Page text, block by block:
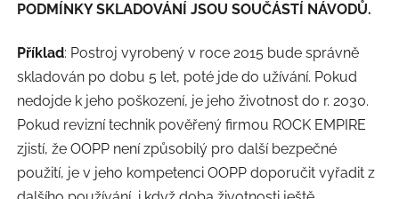
PODMÍNKY SKLADOVÁNÍ JSOU SOUČÁSTÍ NÁVODŮ.
Příklad: Postroj vyrobený v roce 2015 bude správně
skladován po dobu 5 let, poté jde do užívání. Pokud
nedojde k jeho poškození, je jeho životnost do r. 2030.
Pokud revizní technik pověřený firmou ROCK EMPIRE
zjistí, že OOPP není způsobilý pro další bezpečné
použití, je v jeho kompetenci OOPP doporučit vyřadit z